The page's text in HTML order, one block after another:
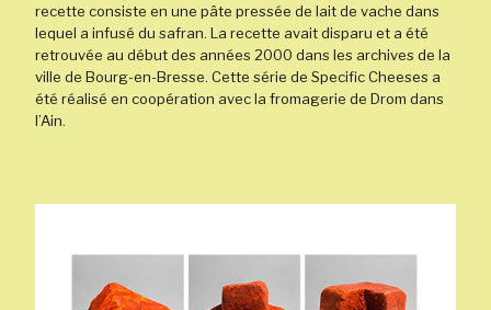
recette consiste en une pâte pressée de lait de vache dans
lequel a infusé du safran. La recette avait disparu et a été
retrouvée au début des années 2000 dans les archives de la
ville de Bourg-en-Bresse. Cette série de Specific Cheeses a
été réalisé en coopération avec la fromagerie de Drom dans
l’Ain.